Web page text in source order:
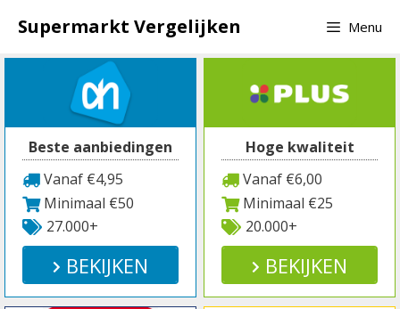
naar
inhoud
Supermarkt Vergelijken Menu
Beste aanbiedingen
Vanaf €4,95
Minimaal €50
27.000+
BEKIJKEN
Hoge kwaliteit
Vanaf €6,00
Minimaal €25
20.000+
BEKIJKEN